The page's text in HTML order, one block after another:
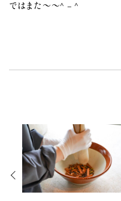
ではまた〜〜^ – ^